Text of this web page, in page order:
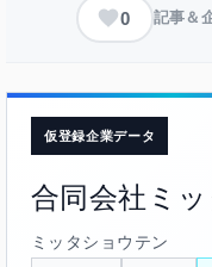
0 記事＆
仮登録企業データ
合同会社ミ
ミッタショウテン